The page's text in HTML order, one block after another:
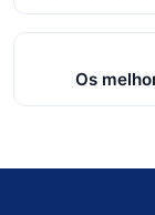
posts
Os